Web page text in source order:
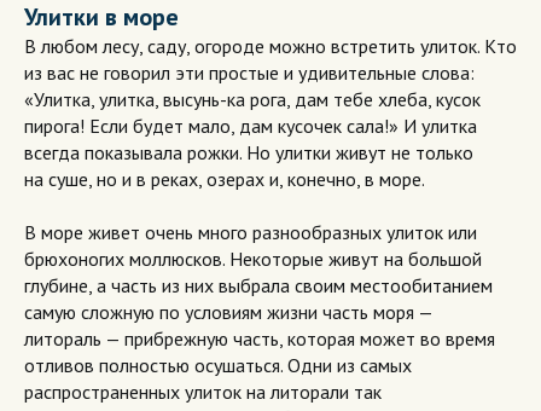
Улитки в море
В любом лесу, саду, огороде можно встретить улиток. Кто
из вас не говорил эти простые и удивительные слова:
«Улитка, улитка, высунь-ка рога, дам тебе хлеба, кусок
пирога! Если будет мало, дам кусочек сала!» И улитка
всегда показывала рожки. Но улитки живут не только
на суше, но и в реках, озерах и, конечно, в море.
В море живет очень много разнообразных улиток или
брюхоногих моллюсков. Некоторые живут на большой
глубине, а часть из них выбрала своим местообитанием
самую сложную по условиям жизни часть моря —
литораль — прибрежную часть, которая может во время
отливов полностью осушаться. Одни из самых
распространенных улиток на литорали так